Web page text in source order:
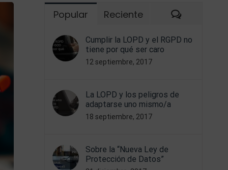
Popular Reciente
Cumplir la LOPD y el RGPD no
tiene por qué ser caro
12 septiembre, 2017
La LOPD y los peligros de
adaptarse uno mismo/a
18 septiembre, 2017
Sobre la “Nueva Ley de
Protección de Datos”